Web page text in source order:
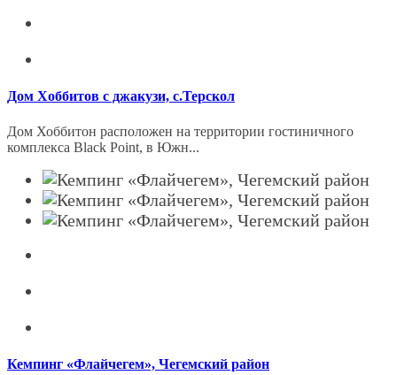
Дом Хоббитов с джакузи, с.Терскол
Дом Хоббитон расположен на территории гостиничного
комплекса Black Point, в Южн...
Кемпинг «Флайчегем», Чегемский район